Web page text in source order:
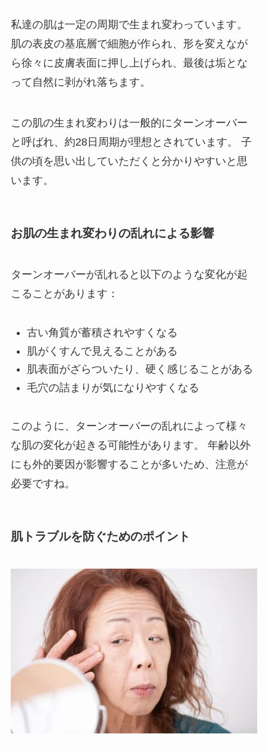
私達の肌は一定の周期で生まれ変わっています。
肌の表皮の基底層で細胞が作られ、形を変えなが
ら徐々に皮膚表面に押し上げられ、最後は垢とな
って自然に剥がれ落ちます。
この肌の生まれ変わりは一般的にターンオーバー
と呼ばれ、約28日周期が理想とされています。 子
供の頃を思い出していただくと分かりやすいと思
います。
お肌の生まれ変わりの乱れによる影響
ターンオーバーが乱れると以下のような変化が起
こることがあります：
古い角質が蓄積されやすくなる
肌がくすんで見えることがある
肌表面がざらついたり、硬く感じることがある
毛穴の詰まりが気になりやすくなる
このように、ターンオーバーの乱れによって様々
な肌の変化が起きる可能性があります。 年齢以外
にも外的要因が影響することが多いため、注意が
必要ですね。
肌トラブルを防ぐためのポイント